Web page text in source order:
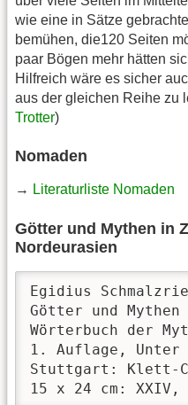
wie eine in Sätze
bemühen, die120 Seiten
paar Bögen mehr hätten
Hilfreich wäre es sicher
aus der gleichen Reihe zu
Trotter)
Nomaden
→ Literaturliste Nomaden
Götter und Mythen in
Nordeurasien
Egidius
Götter und
Wörterbuch der
1. Auflage, Unter
Stuttgart: Klett-
15 x 24 cm: